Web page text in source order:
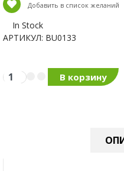
Добавить в список желаний
In Stock
АРТИКУЛ: BU0133